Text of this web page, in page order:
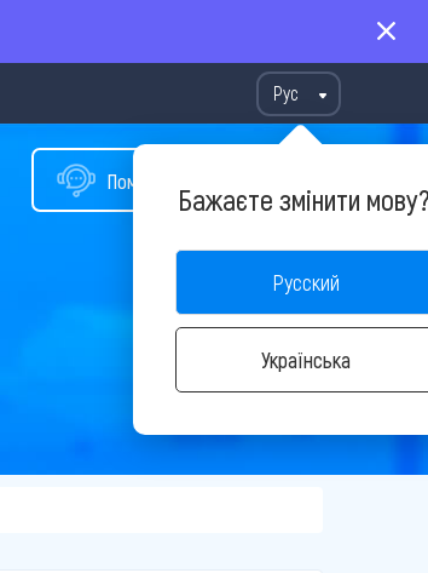
Рус
Бажаєте змінити
Русский
Українська
Помощь в подборе тура